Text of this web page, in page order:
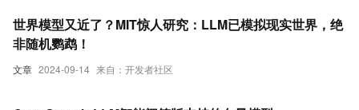
文章 2024-09-14 来自：开发者社区
世界模型又近了？MIT惊人研究：LLM已模拟现实世界，绝
非随机鹦鹉！